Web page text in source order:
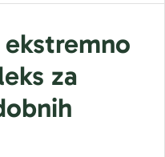
za